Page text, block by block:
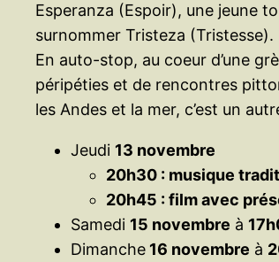
Esperanza (Espoir), une jeune
surnommer Tristeza
En auto-stop, au coeur d’une
péripéties et de rencontres
les Andes et la mer, c’est un
Jeudi 13 novembre
20h30 : musique
20h45 : film avec
Samedi 15 novembre à
Dimanche 16 novembre à